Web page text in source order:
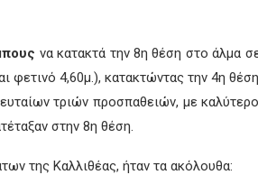
να κατακτά την 8η θέση στο άλμα
φετινό 4,60μ.), κατακτώντας την 4η
τριών προσπαθειών, με
στην 8η θέση.
της Καλλιθέας, ήταν τα ακόλουθα: